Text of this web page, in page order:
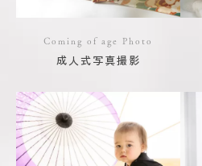
Coming of age Photo
成人式写真撮影